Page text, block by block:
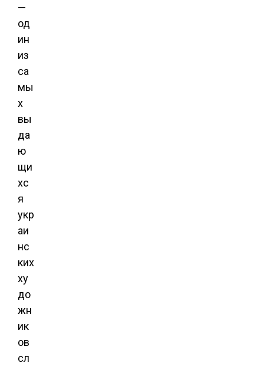
—
од
ин
из
са
мы
х
вы
да
ю
щи
хс
я
укр
аи
нс
ких
ху
до
жн
ик
ов
сл